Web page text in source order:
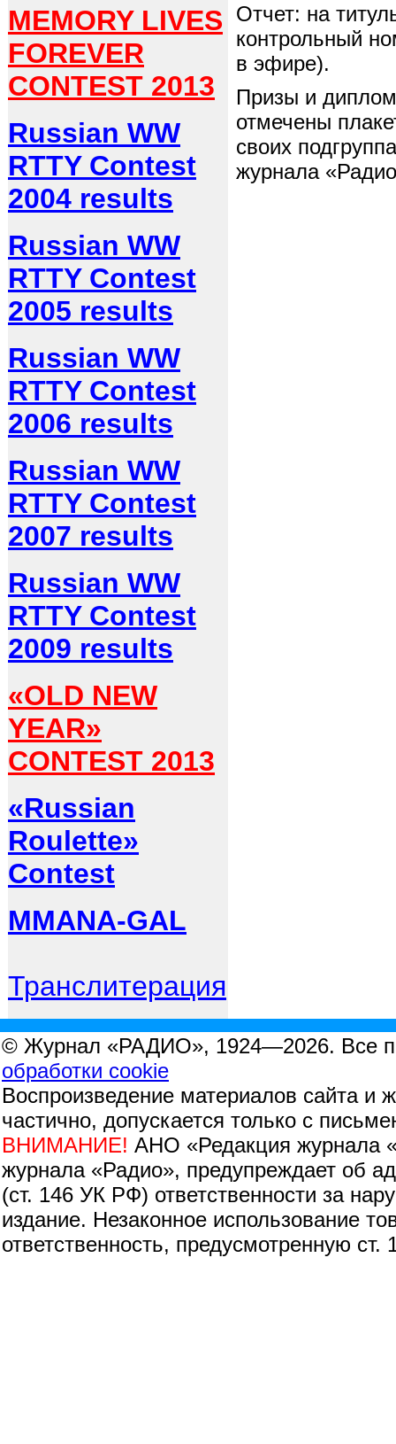
MEMORY LIVES
FOREVER
CONTEST 2013
Russian WW
RTTY Contest
2004 results
Russian WW
RTTY Contest
2005 results
Russian WW
RTTY Contest
2006 results
Russian WW
RTTY Contest
2007 results
Russian WW
RTTY Contest
2009 results
«OLD NEW
YEAR»
CONTEST 2013
«Russian
Roulette»
Contest
MMANA-GAL
Транслитерация
Отчет: на
контрольный
в эфире).
Призы и
отмечены
своих
журнала
© Журнал «РАДИО», 1924—2026. Все
обработки cookie
Воспроизведение материалов сайта
частично, допускается только с
ВНИМАНИЕ! АНО «Редакция журнала
журнала «Радио», предупреждает об
(ст. 146 УК РФ) ответственности за
издание. Незаконное использование
ответственность, предусмотренную